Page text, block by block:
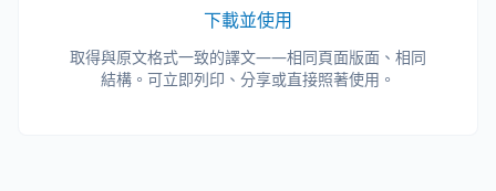
下載並使用
取得與原文格式一致的譯文——相同頁面版面、相同
結構。可立即列印、分享或直接照著使用。